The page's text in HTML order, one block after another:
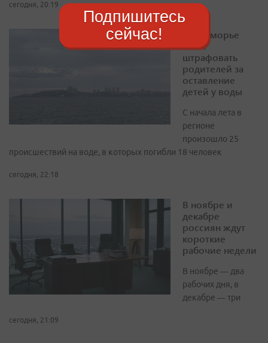
сегодня, 20:19
В Приморье
хотят
штрафовать
родителей за
оставление
детей у воды
С начала лета в
регионе
произошло 25
происшествий на воде, в которых погибли 18 человек
сегодня, 22:18
В ноябре и
декабре
россиян ждут
короткие
рабочие недели
В ноябре — два
рабочих дня, в
декабре — три
сегодня, 21:09
Подпишитесь
сейчас!